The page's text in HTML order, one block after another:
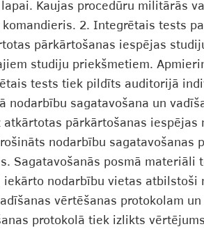
Kaujas procedūru militārās
2. Integrētais tests
pārkārtošanas iespējas
studiju priekšmetiem.
tests tiek pildīts auditorijā
nodarbību sagatavošana un
atkārtotas pārkārtošanas
nodarbību sagatavošanas
Sagatavošanās posmā
iekārto nodarbību vietas
vērtēšanas protokolam
protokolā tiek izlikts